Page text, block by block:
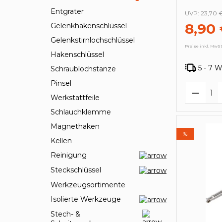
Entgrater
Gelenkhakenschlüssel
Gelenkstirnlochschlüssel
Hakenschlüssel
Schraublochstanze
Pinsel
Werkstattfeile
Schlauchklemme
Magnethaken
Kellen
Reinigung
Steckschlüssel
Werkzeugsortimente
Isolierte Werkzeuge
Stech- &
8,90
UVP: 23,70
Preise inkl.
5 - 7
%